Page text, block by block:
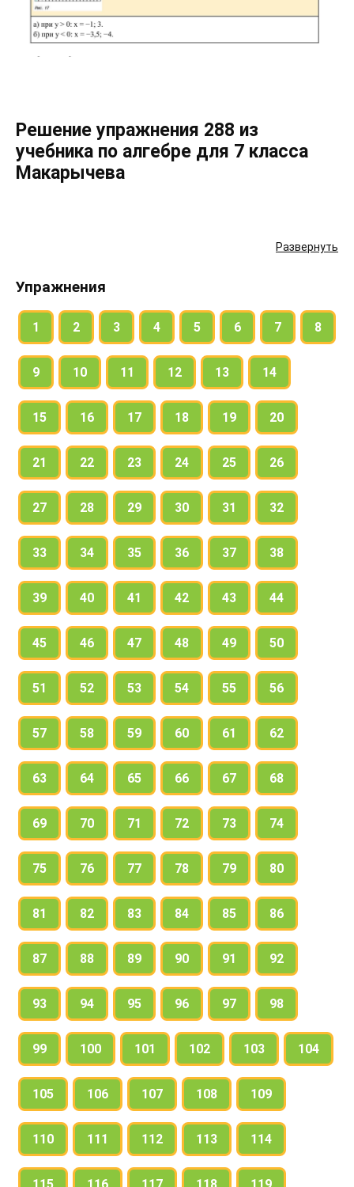
Развернуть
Решение упражнения 288 из
учебника по алгебре для 7 класса
Макарычева
Упражнения
1 2 3 4 5 6 7 8
9 10 11 12 13 14
15 16 17 18 19 20
21 22 23 24 25 26
27 28 29 30 31 32
33 34 35 36 37 38
39 40 41 42 43 44
45 46 47 48 49 50
51 52 53 54 55 56
57 58 59 60 61 62
63 64 65 66 67 68
69 70 71 72 73 74
75 76 77 78 79 80
81 82 83 84 85 86
87 88 89 90 91 92
93 94 95 96 97 98
99 100 101 102 103 104
105 106 107 108 109
110 111 112 113 114